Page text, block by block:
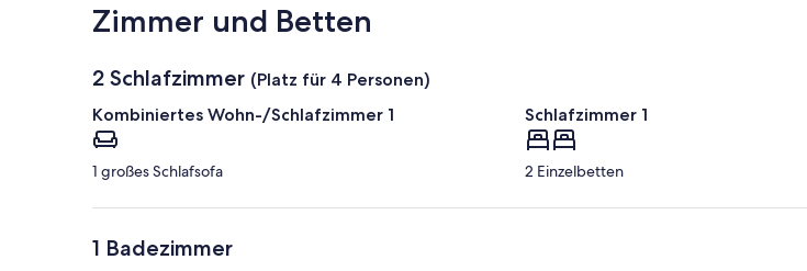
Zimmer und Betten
2 Schlafzimmer (Platz für 4 Personen)
Kombiniertes Wohn-/Schlafzimmer 1
1 großes Schlafsofa
Schlafzimmer 1
2 Einzelbetten
1 Badezimmer